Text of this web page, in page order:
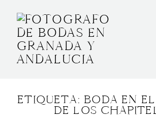
ETIQUETA: BODA EN
DE LOS
BODAS